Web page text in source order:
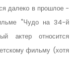
далеко в прошлое -
"Чудо на 34-й
актер относится
фильму (хотя